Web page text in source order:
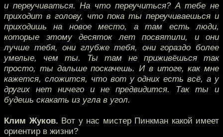
и переучиваться. На что переучиться? А тебе не
приходит в голову, что пока ты переучиваешься и
приходишь на новое место, а там есть люди,
которые этому десяток лет посвятили, и они
лучше тебя, они глубже тебя, они гораздо более
умелые, чем ты. Ты там не приживёшься так
просто, ты дальше поскачешь. И в итоге, как мне
кажется, сложится, что вот у одних есть всё, а у
других нет ничего и не предвидится. Так ты и
будешь скакать из угла в угол.
Клим Жуков. Вот у нас мистер Пинкман какой имеет
ориентир в жизни?